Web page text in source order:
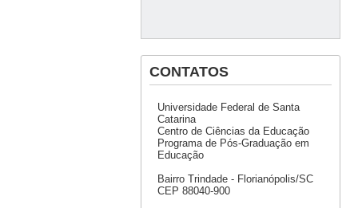
CONTATOS
Universidade Federal de Santa
Catarina
Centro de Ciências da Educação
Programa de Pós-Graduação em
Educação
Bairro Trindade - Florianópolis/SC
CEP 88040-900